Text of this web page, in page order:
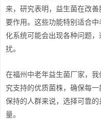
来，研究表明，益生菌在改
要作用。这些功能特别适合
化系统可能会出现各种问题
扰。
在福州中老年益生菌厂家，
究支持的优质菌株，确保每
保持的人群来说，选择可靠
量。